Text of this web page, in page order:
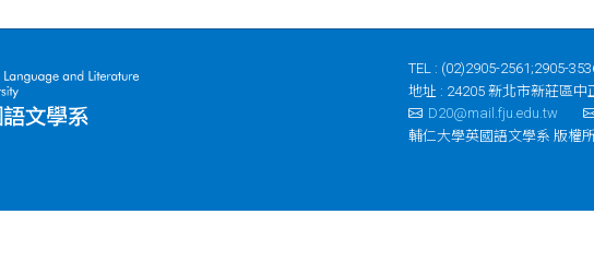
TEL : (02)2905-2561;2905-
地址 : 24205 新北市新莊區中
D20@mail.fju.edu.tw
輔仁大學英國語文學系 版權